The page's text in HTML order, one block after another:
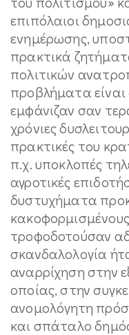
επιπόλαιοι
ενημέρωσης,
πρακτικά
πολιτικών
προβλήματα είναι
εμφάνιζαν σαν
χρόνιες
πρακτικές του
π.χ. υποκλοπές
αγροτικές
δυστυχήματα
τροφοδοτούσαν
σκανδαλολογία
αναρρίχηση στην
οποίας, στην
ανομολόγητη
και σπάταλο